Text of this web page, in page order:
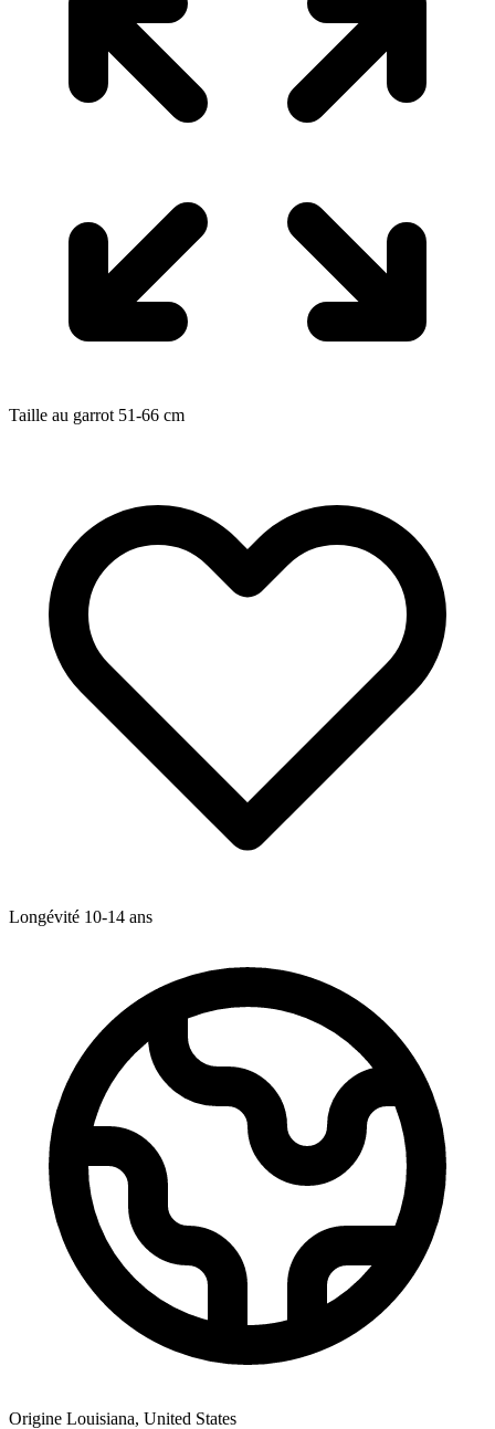
Taille au garrot 51-66 cm
Longévité 10-14 ans
Origine Louisiana, United States